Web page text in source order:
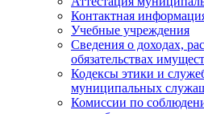
Контактная
Учебные учреждения
Сведения о доходах,
обязательствах
Кодексы этики и
муниципальных
Комиссии по